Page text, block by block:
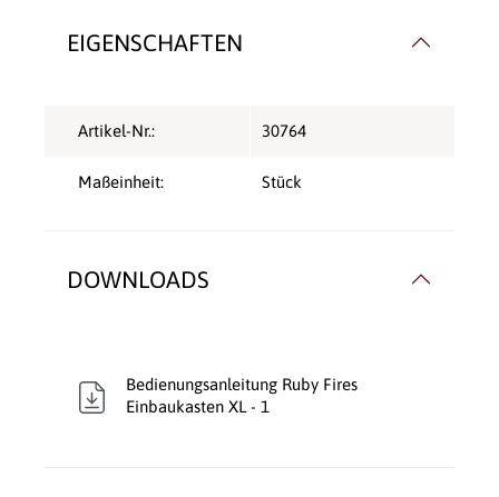
EIGENSCHAFTEN
Artikel-Nr.: 30764
Maßeinheit: Stück
DOWNLOADS
Bedienungsanleitung Ruby Fires
Einbaukasten XL - 1